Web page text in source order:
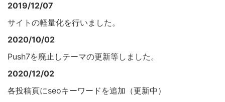
2019/12/07
サイトの軽量化を行いました。
2020/10/02
Push7を廃止しテーマの更新等しました。
2020/12/02
各投稿頁にseoキーワードを追加（更新中）